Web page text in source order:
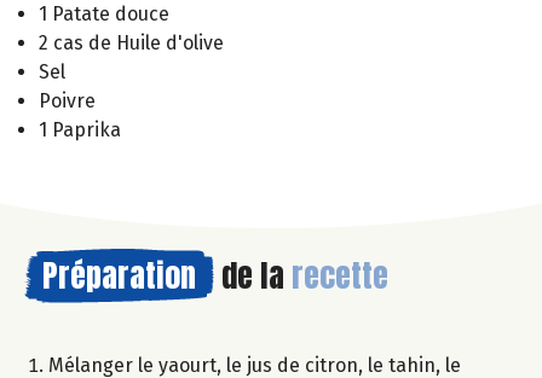
1 Patate douce
2 cas de Huile d'olive
Sel
Poivre
1 Paprika
Préparation de la recette
Mélanger le yaourt, le jus de citron, le tahin, le